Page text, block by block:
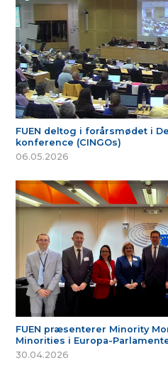
FUEN deltog i forårsmødet i
konference (CINGOs)
06.05.2026
FUEN præsenterer Minority
Minorities i Europa-
30.04.2026